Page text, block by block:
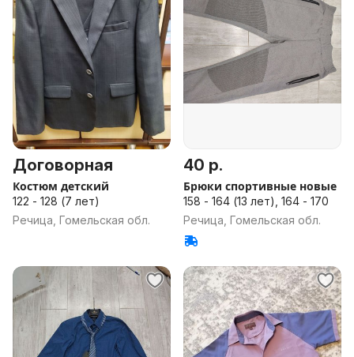
Договорная
Костюм детский
122 - 128 (7 лет)
Речица, Гомельская обл.
40 р.
Брюки спортивные новые
158 - 164 (13 лет), 164 - 170
Речица, Гомельская обл.